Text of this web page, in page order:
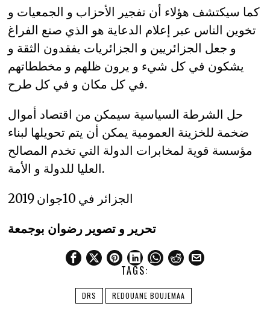
كما سيكتشف هؤلاء أن تفجير الأحزاب و الجمعيات و
تخوين الناس عبر إعلام الدعاية هو الذي صنع الفراغ
و جعل الجزائريين و الجزائريات يفقدون الثقة و
يشكون في كل شيء و يرون ظلهم و مخططاتهم
في كل مكان و في كل طرح.
حل الشرطة السياسية سيمكن من اقتصاد أموال
ضخمة للخزينة العمومية يمكن أن يتم تحويلها لبناء
مؤسسة قوية لمخابرات الدولة التي تخدم المصالح
العليا للدولة و الأمة.
تحرير و تصوير رضوان بوجمعة
TAGS:
DRS REDOUANE BOUJEMAA